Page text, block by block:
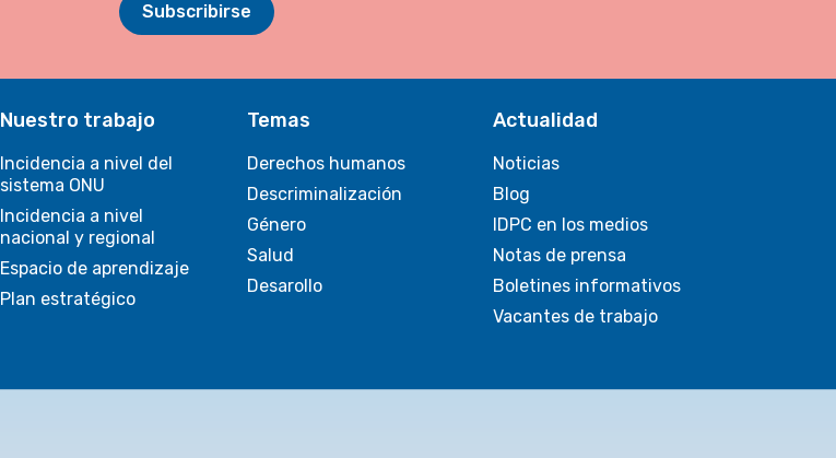
Subscribirse
Nuestro trabajo
Incidencia a nivel del
sistema ONU
Incidencia a nivel
nacional y regional
Espacio de aprendizaje
Plan estratégico
Temas
Derechos humanos
Descriminalización
Género
Salud
Desarollo
Actualidad
Noticias
Blog
IDPC en los medios
Notas de prensa
Boletines informativos
Vacantes de trabajo